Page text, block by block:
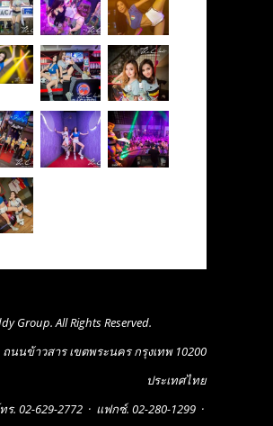
Group. All Rights Reserved.
ถนนข้าวสาร เขตพระนคร กรุงเทพ 10200
ประเทศไทย
ร. 02-629-2772 · แฟกซ์. 02-280-1299 ·